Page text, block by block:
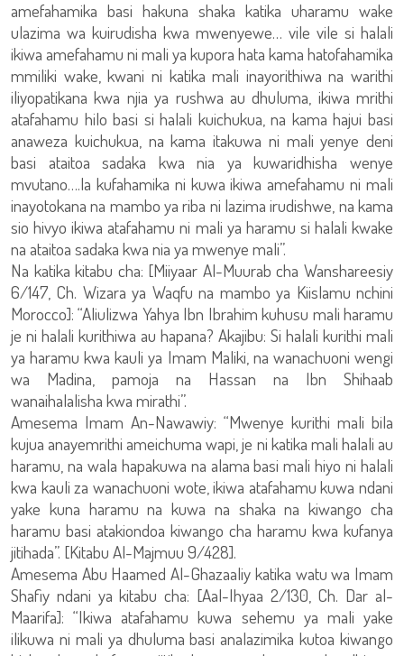
amefahamika basi hakuna shaka katika uharamu wake
ulazima wa kuirudisha kwa mwenyewe… vile vile si halali
ikiwa amefahamu ni mali ya kupora hata kama hatofahamika
mmiliki wake, kwani ni katika mali inayorithiwa na warithi
iliyopatikana kwa njia ya rushwa au dhuluma, ikiwa mrithi
atafahamu hilo basi si halali kuichukua, na kama hajui basi
anaweza kuichukua, na kama itakuwa ni mali yenye deni
basi ataitoa sadaka kwa nia ya kuwaridhisha wenye
mvutano….la kufahamika ni kuwa ikiwa amefahamu ni mali
inayotokana na mambo ya riba ni lazima irudishwe, na kama
sio hivyo ikiwa atafahamu ni mali ya haramu si halali kwake
na ataitoa sadaka kwa nia ya mwenye mali”.
Na katika kitabu cha: [Miiyaar Al-Muurab cha Wanshareesiy
6/147, Ch. Wizara ya Waqfu na mambo ya Kiislamu nchini
Morocco]: “Aliulizwa Yahya Ibn Ibrahim kuhusu mali haramu
je ni halali kurithiwa au hapana? Akajibu: Si halali kurithi mali
ya haramu kwa kauli ya Imam Maliki, na wanachuoni wengi
wa Madina, pamoja na Hassan na Ibn Shihaab
wanaihalalisha kwa mirathi”.
Amesema Imam An-Nawawiy: “Mwenye kurithi mali bila
kujua anayemrithi ameichuma wapi, je ni katika mali halali au
haramu, na wala hapakuwa na alama basi mali hiyo ni halali
kwa kauli za wanachuoni wote, ikiwa atafahamu kuwa ndani
yake kuna haramu na kuwa na shaka na kiwango cha
haramu basi atakiondoa kiwango cha haramu kwa kufanya
jitihada”. [Kitabu Al-Majmuu 9/428].
Amesema Abu Haamed Al-Ghazaaliy katika watu wa Imam
Shafiy ndani ya kitabu cha: [Aal-Ihyaa 2/130, Ch. Dar al-
Maarifa]: “Ikiwa atafahamu kuwa sehemu ya mali yake
ilikuwa ni mali ya dhuluma basi analazimika kutoa kiwango